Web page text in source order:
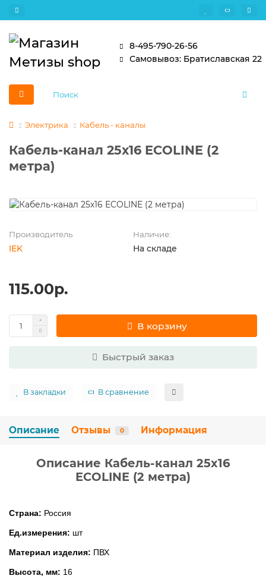
8-495-790-26-56
Самовывоз: Братиславская 22
Электрика Кабель - каналы
Кабель-канал 25х16 ECOLINE (2
метра)
Производитель
IEK
Наличие:
На складе
115.00р.
В корзину
Быстрый заказ
В закладки В сравнение
Описание Отзывы 0 Информация
Описание Кабель-канал 25х16
ECOLINE (2 метра)
Страна: Россия
Ед.измерения: шт
Материал изделия: ПВХ
Высота, мм: 16